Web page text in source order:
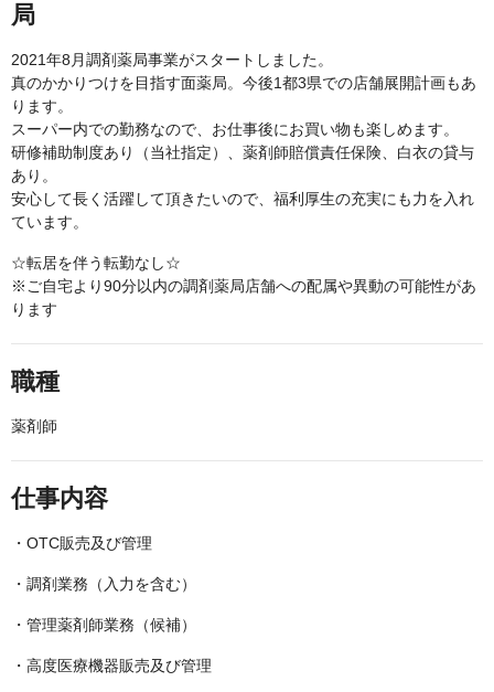
局
2021年8月調剤薬局事業がスタートしました。
真のかかりつけを目指す面薬局。今後1都3県での店舗展開計画もあ
ります。
スーパー内での勤務なので、お仕事後にお買い物も楽しめます。
研修補助制度あり（当社指定）、薬剤師賠償責任保険、白衣の貸与
あり。
安心して長く活躍して頂きたいので、福利厚生の充実にも力を入れ
ています。
☆転居を伴う転勤なし☆
※ご自宅より90分以内の調剤薬局店舗への配属や異動の可能性があ
ります
職種
薬剤師
仕事内容
・OTC販売及び管理
・調剤業務（入力を含む）
・管理薬剤師業務（候補）
・高度医療機器販売及び管理